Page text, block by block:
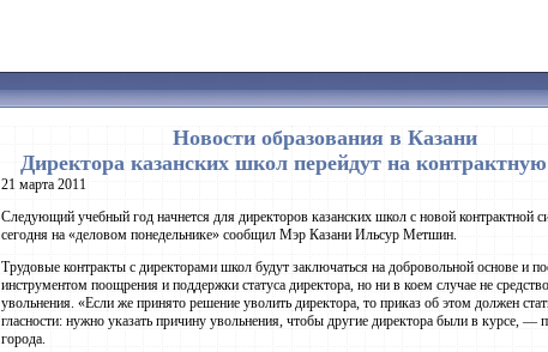
Новости образования в Казани
Директора казанских школ перейдут на
21 марта 2011
Следующий учебный год начнется для директоров казанских школ с новой контрактной
сегодня на «деловом понедельнике» сообщил Мэр Казани Ильсур Метшин.
Трудовые контракты с директорами школ будут заключаться на добровольной основе и
инструментом поощрения и поддержки статуса директора, но ни в коем случае не
увольнения. «Если же принято решение уволить директора, то приказ об этом должен
гласности: нужно указать причину увольнения, чтобы другие директора были в курсе, —
города.